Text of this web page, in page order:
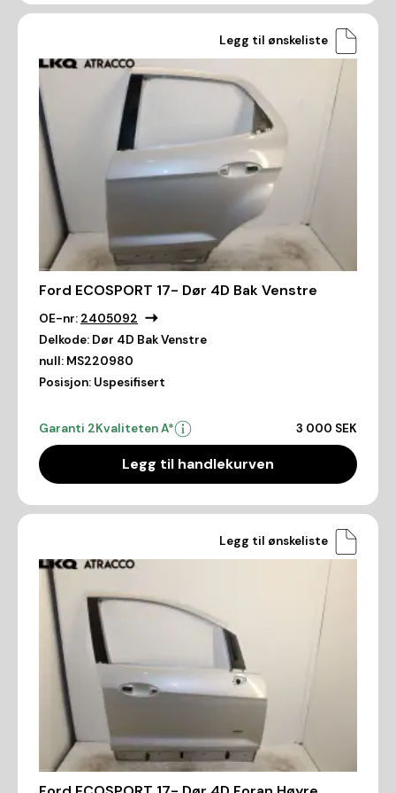
Legg til ønskeliste
Ford ECOSPORT 17- Dør 4D Bak Venstre
OE-nr: 2405092
Delkode: Dør 4D Bak Venstre
null: MS220980
Posisjon: Uspesifisert
Garanti 2Kvaliteten A* 3 000 SEK
Legg til handlekurven
Legg til ønskeliste